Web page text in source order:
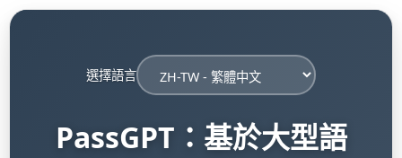
選擇語言
PassGPT：基於大型語